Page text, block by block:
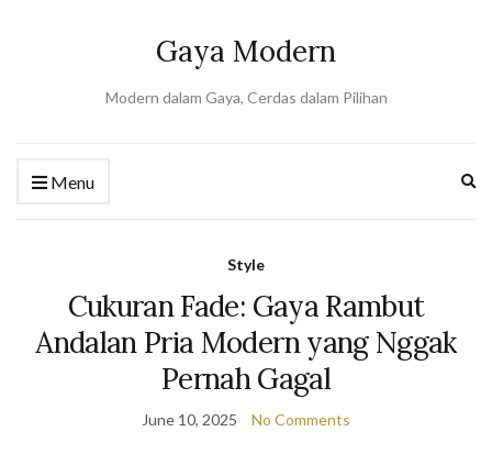
Gaya Modern
Modern dalam Gaya, Cerdas dalam Pilihan
Menu
Style
Cukuran Fade: Gaya Rambut
Andalan Pria Modern yang Nggak
Pernah Gagal
June 10, 2025 No Comments